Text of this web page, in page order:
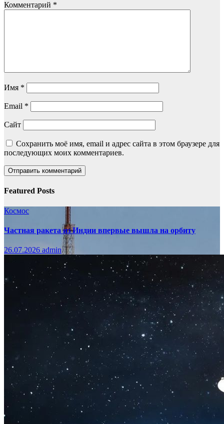
Комментарий *
Имя *
Email *
Сайт
Сохранить моё имя, email и адрес сайта в этом браузере для
последующих моих комментариев.
Featured Posts
Космос
Частная ракета из Индии впервые вышла на орбиту
26.07.2026 admin